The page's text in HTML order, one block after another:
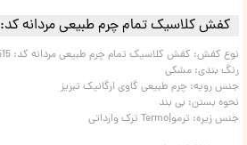
کفش کلاسیک تمام چرم طبیعی مردانه کد: G515 | چرم میخچی
نوع کفش: کفش کلاسیک تمام چرم طبیعی مردانه کد: G515 | چرم میخچی
رنگ بندی: مشکی
جنس رویه: چرم طبیعی گاوی ارگانیک تبریز
نحوه بستن: بی بند
جنس زیره: ترمو|Termo ترک وارداتی